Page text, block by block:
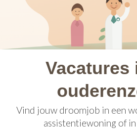
Vacatures
Vind jouw droomjob in een
assistentiewoning of